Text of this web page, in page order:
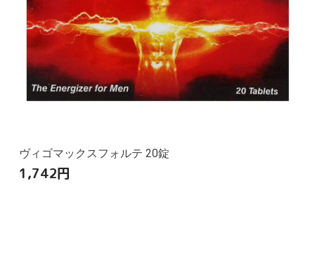
ヴィゴマックスフォルテ 20錠
1,742円